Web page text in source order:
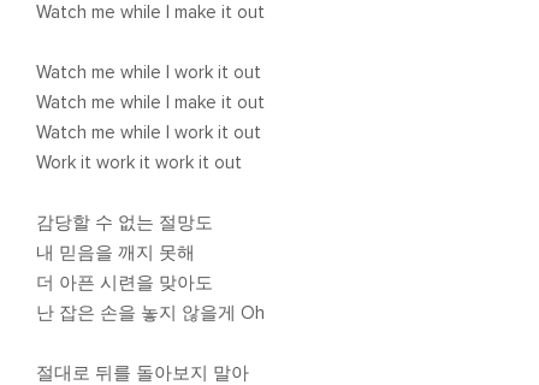
Watch me while I make it out
Watch me while I work it out
Watch me while I make it out
Watch me while I work it out
Work it work it work it out
감당할 수 없는 절망도
내 믿음을 깨지 못해
더 아픈 시련을 맞아도
난 잡은 손을 놓지 않을게 Oh
절대로 뒤를 돌아보지 말아